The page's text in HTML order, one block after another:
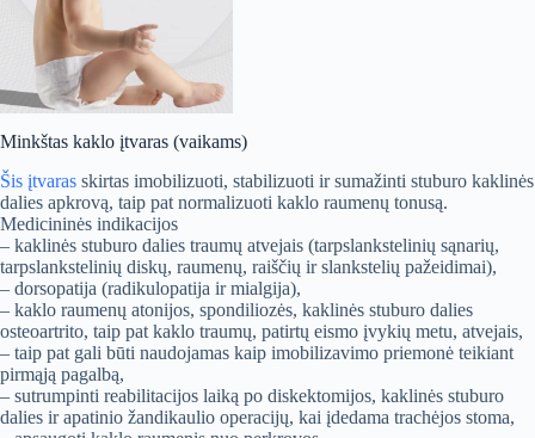
Minkštas kaklo įtvaras (vaikams)
Šis įtvaras skirtas imobilizuoti, stabilizuoti ir sumažinti stuburo kaklinės
dalies apkrovą, taip pat normalizuoti kaklo raumenų tonusą.
Medicininės indikacijos
– kaklinės stuburo dalies traumų atvejais (tarpslankstelinių sąnarių,
tarpslankstelinių diskų, raumenų, raiščių ir slankstelių pažeidimai),
– dorsopatija (radikulopatija ir mialgija),
– kaklo raumenų atonijos, spondiliozės, kaklinės stuburo dalies
osteoartrito, taip pat kaklo traumų, patirtų eismo įvykių metu, atvejais,
– taip pat gali būti naudojamas kaip imobilizavimo priemonė teikiant
pirmąją pagalbą,
– sutrumpinti reabilitacijos laiką po diskektomijos, kaklinės stuburo
dalies ir apatinio žandikaulio operacijų, kai įdedama trachėjos stoma,